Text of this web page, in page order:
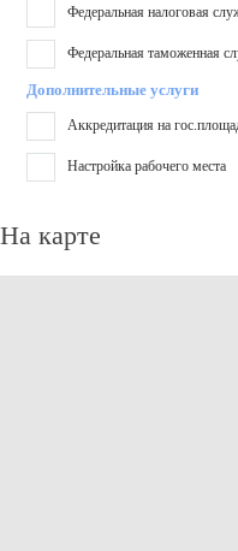
Федеральная налоговая
Федеральная таможенная
Дополнительные услуги
Аккредитация на
Настройка рабочего места
На карте